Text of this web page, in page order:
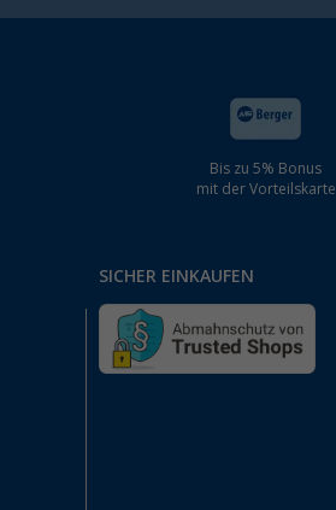
Bis zu 5% Bonus
mit der Vorteilskarte
SICHER EINKAUFEN